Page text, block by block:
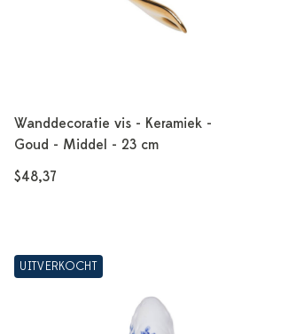
Wanddecoratie vis - Keramiek -
Goud - Middel - 23 cm
$48,37
UITVERKOCHT